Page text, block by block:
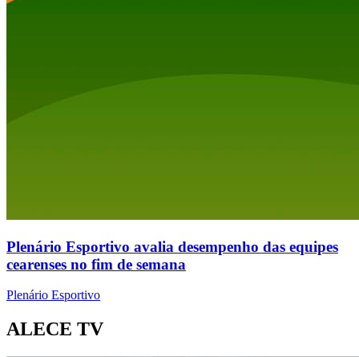
Plenário Esportivo avalia desempenho das equipes
cearenses no fim de semana
Plenário Esportivo
ALECE TV